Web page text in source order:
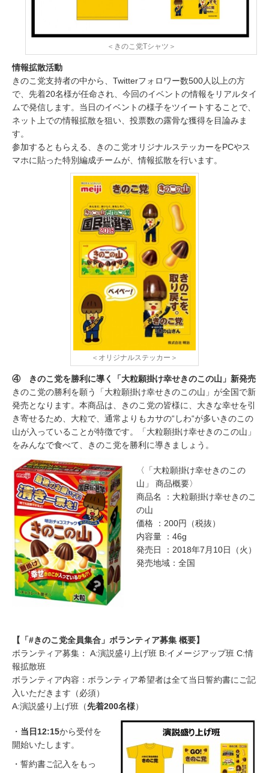
＜きのこ党Tシャツ＞
情報拡散活動
きのこ党支持者の中から、Twitterフォロワー数500人以上の方
で、先着20名様が任命され、今回のイベントの情報をリアルタイ
ムで発信します。当日のイベントの様子をツイートすることで、
ネット上での情報拡散を狙い、投票数の露骨な獲得を目論みま
す。
参加するともらえる、きのこ党オリジナルステッカーをPCやス
マホに貼った特別編成チームが、情報拡散を行います。
＜オリジナルステッカー＞
④ きのこ党を勝利に導く「大粒願掛け幸せきのこの山」新発売
きのこ党の勝利を願う「大粒願掛け幸せきのこの山」が全国で新
発売となります。本商品は、きのこ党の皆様に、大きな幸せを引
き寄せるため、大粒で、通常よりもカサの“しわ“が多いきのこの
山が入っていることが特徴です。「大粒願掛け幸せきのこの山」
をみんなで食べて、きのこ党を勝利に導きましょう。
〈「大粒願掛け幸せきのこの
山」 商品概要〉
商品名 ：大粒願掛け幸せきのこ
の山
価格 ：200円（税抜）
内容量 ：46g
発売日 ：2018年7月10日（火）
発売地域：全国
【「#きのこ党全員集合」ボランティア募集 概要】
ボランティア募集： A:演説盛り上げ班 B:イメージアップ班 C:情
報拡散班
ボランティア内容：ボランティア希望者は全て当日誓約書にご記
入いただきます（必須）
A:演説盛り上げ班（先着200名様）
・ 当日12:15から受付を
開始いたします。
・誓約書ご記入をもっ